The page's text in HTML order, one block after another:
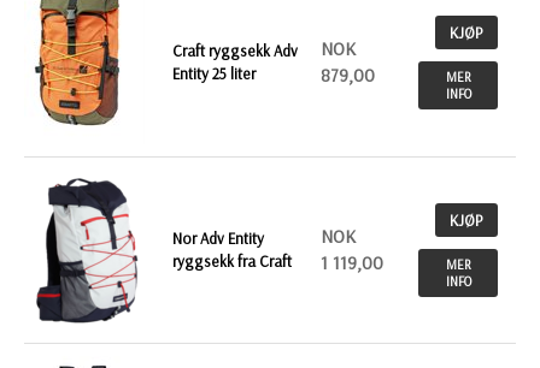
Craft ryggsekk Adv
Entity 25 liter
NOK
879,00
KJØP
MER
INFO
Nor Adv Entity
ryggsekk fra Craft
NOK
1 119,00
KJØP
MER
INFO